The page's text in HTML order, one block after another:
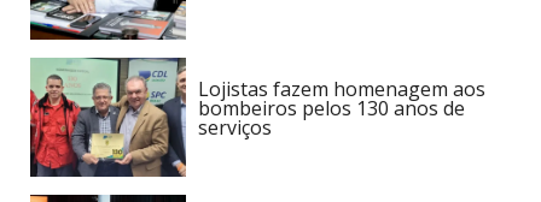
Lojistas fazem homenagem aos
bombeiros pelos 130 anos de
serviços